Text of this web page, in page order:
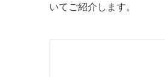
いてご紹介します。